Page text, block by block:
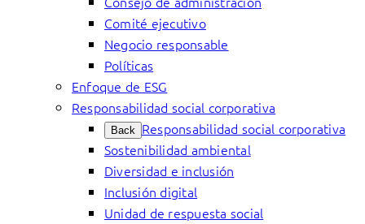
Comité ejecutivo
Negocio responsable
Políticas
Enfoque de ESG
Responsabilidad social corporativa
Back Responsabilidad social corporativa
Sostenibilidad ambiental
Diversidad e inclusión
Inclusión digital
Unidad de respuesta social